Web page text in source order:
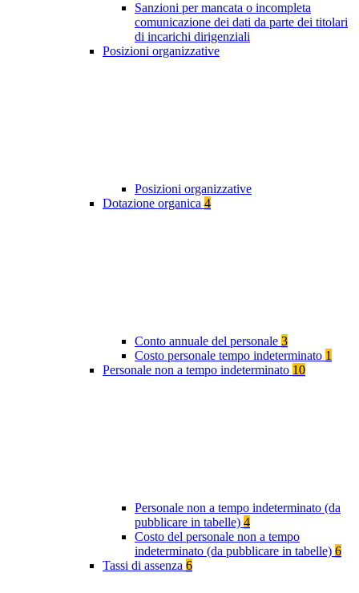
Sanzioni per mancata o incompleta
comunicazione dei dati da parte dei titolari
di incarichi dirigenziali
Posizioni organizzative
Posizioni organizzative
Dotazione organica 4
Conto annuale del personale 3
Costo personale tempo indeterminato 1
Personale non a tempo indeterminato 10
Personale non a tempo indeterminato (da
pubblicare in tabelle) 4
Costo del personale non a tempo
indeterminato (da pubblicare in tabelle) 6
Tassi di assenza 6